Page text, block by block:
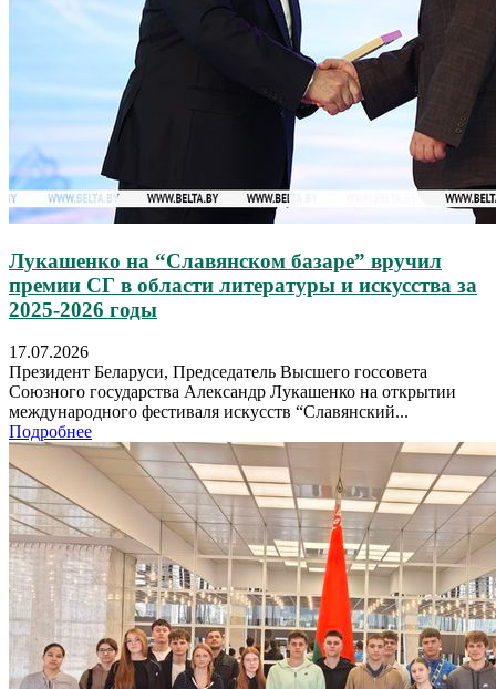
Лукашенко на “Славянском базаре” вручил
премии СГ в области литературы и искусства за
2025-2026 годы
17.07.2026
Президент Беларуси, Председатель Высшего госсовета
Союзного государства Александр Лукашенко на открытии
международного фестиваля искусств “Славянский...
Подробнее